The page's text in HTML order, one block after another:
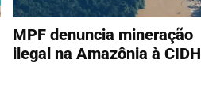
MPF denuncia mineração
ilegal na Amazônia à CIDH